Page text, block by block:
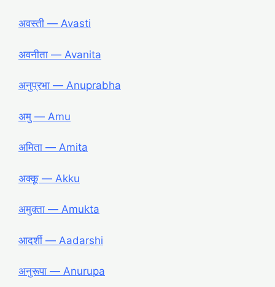
अवस्ती ― Avasti
अवनीता ― Avanita
अनुप्रभा ― Anuprabha
अमु ― Amu
अमिता ― Amita
अक्कू ― Akku
अमुक्ता ― Amukta
आदर्शी ― Aadarshi
अनुरूपा ― Anurupa